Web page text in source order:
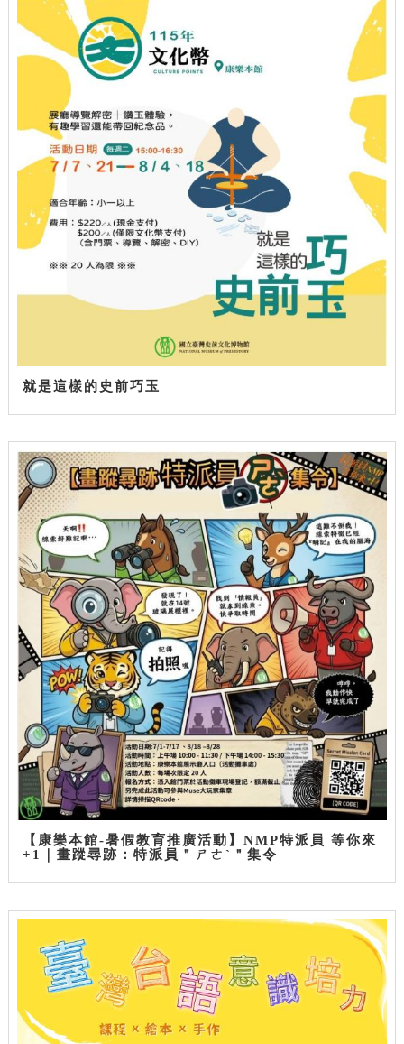
就是這樣的史前巧玉
【康樂本館-暑假教育推廣活動】NMP特派員 等你來
+1｜畫蹤尋跡：特派員＂ㄕㄜˋ＂集令